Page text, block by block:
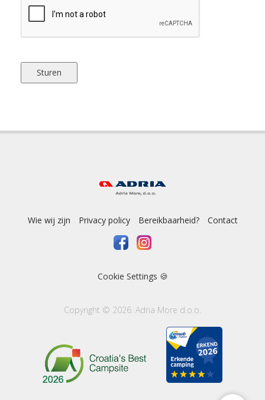
Wie wij zijn Privacy policy Bereikbaarheid? Contact
Cookie Settings 🍪
Copyright © 2026. Adria More d.o.o.